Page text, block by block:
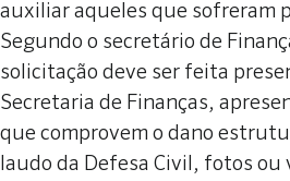
auxiliar aqueles que sofreram
Segundo o secretário de
solicitação deve ser feita
Secretaria de Finanças,
que comprovem o dano
laudo da Defesa Civil, fotos ou